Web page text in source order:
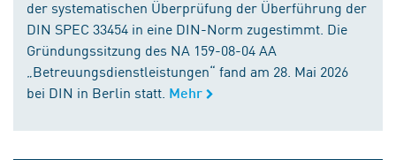
der systematischen Überprüfung der Überführung der
DIN SPEC 33454 in eine DIN-Norm zugestimmt. Die
Gründungssitzung des NA 159-08-04 AA
„Betreuungsdienstleistungen“ fand am 28. Mai 2026
bei DIN in Berlin statt. Mehr